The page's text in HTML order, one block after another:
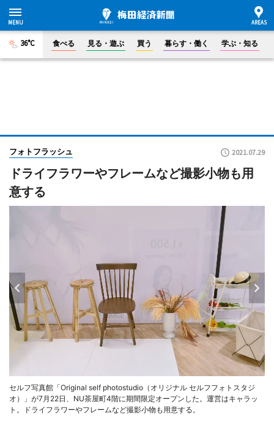
36°C 食べる 見る・遊ぶ 買う 暮らす・働く 学ぶ・知る
フォトフラッシュ 2021.07.29
ドライフラワーやフレームなど撮影小物も用
意する
セルフ写真館「Original self photostudio（オリジナル セルフフォトスタジ
オ）」が7月22日、NU茶屋町4階に期間限定オープンした。運営はキャラッ
ト。ドライフラワーやフレームなど撮影小物も用意する。